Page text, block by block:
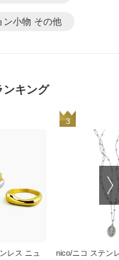
ン小物 その他
ンキング
レス ニュ
3
nico/ニコ ステン